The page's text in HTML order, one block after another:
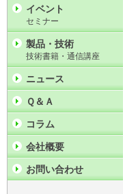
イベント
セミナー
製品・技術
技術書籍・通信講座
ニュース
Ｑ＆Ａ
コラム
会社概要
お問い合わせ